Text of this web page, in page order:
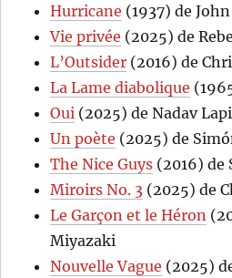
Hurricane (1937) de
Vie privée (2025) de
L’Outsider (2016) de
La Lame diabolique
Oui (2025) de Nadav
Un poète (2025) de
The Nice Guys (2016) de
Miroirs No. 3 (2025) de
Le Garçon et le Héron
Miyazaki
Nouvelle Vague (2025)